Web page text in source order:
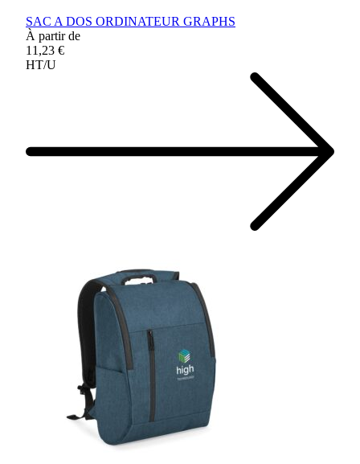
SAC A DOS ORDINATEUR GRAPHS
À partir de
11,23 €
HT/U